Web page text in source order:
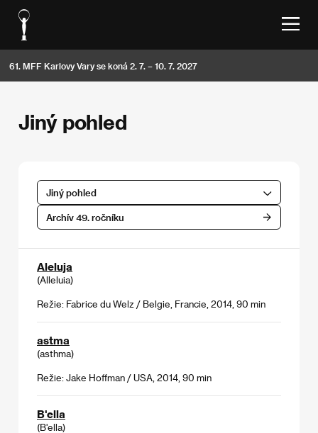
61. MFF Karlovy Vary se koná 2. 7. – 10. 7. 2027
Jiný pohled
Jiný pohled
Archív 49. ročníku
Aleluja
(Alleluia)
Režie: Fabrice du Welz / Belgie, Francie, 2014, 90 min
astma
(asthma)
Režie: Jake Hoffman / USA, 2014, 90 min
B'ella
(B'ella)